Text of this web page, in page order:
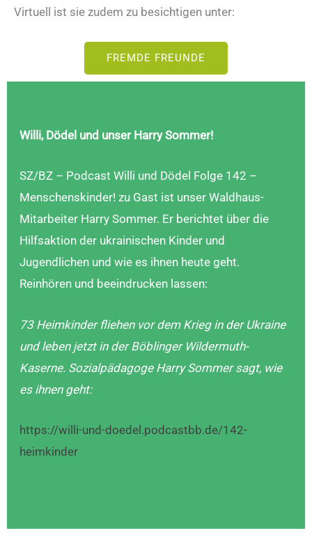
Virtuell ist sie zudem zu besichtigen unter:
FREMDE FREUNDE
Willi, Dödel und unser Harry Sommer!
SZ/BZ – Podcast Willi und Dödel Folge 142 –
Menschenskinder! zu Gast ist unser Waldhaus-
Mitarbeiter Harry Sommer. Er berichtet über die
Hilfsaktion der ukrainischen Kinder und
Jugendlichen und wie es ihnen heute geht.
Reinhören und beeindrucken lassen:
73 Heimkinder fliehen vor dem Krieg in der Ukraine
und leben jetzt in der Böblinger Wildermuth-
Kaserne. Sozialpädagoge Harry Sommer sagt, wie
es ihnen geht:
https://willi-und-doedel.podcastbb.de/142-
heimkinder